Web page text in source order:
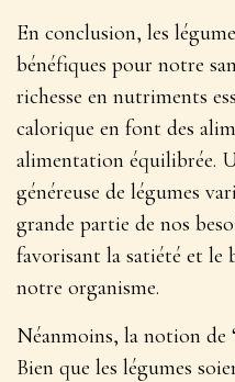
En conclusion, les
bénéfiques pour notre
richesse en nutriments
calorique en font des
alimentation équilibrée.
généreuse de légumes
grande partie de nos
favorisant la satiété et le
notre organisme.
Néanmoins, la notion de
Bien que les légumes